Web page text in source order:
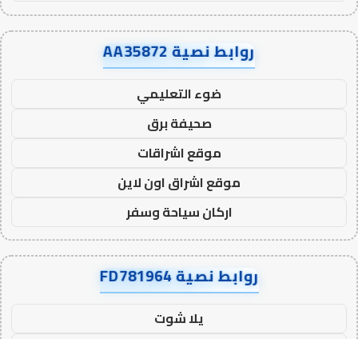
روابط نصية AA35872
ضوء التعليمي
صحيفة برق
موقع اشراقات
موقع اشراق اون لاين
اركان سياحة وسفر
روابط نصية FD781964
يلا شوت